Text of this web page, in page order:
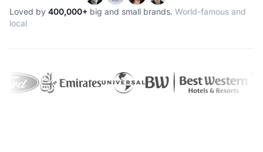
Loved by 400,000+ big and small brands. World-famous and
local